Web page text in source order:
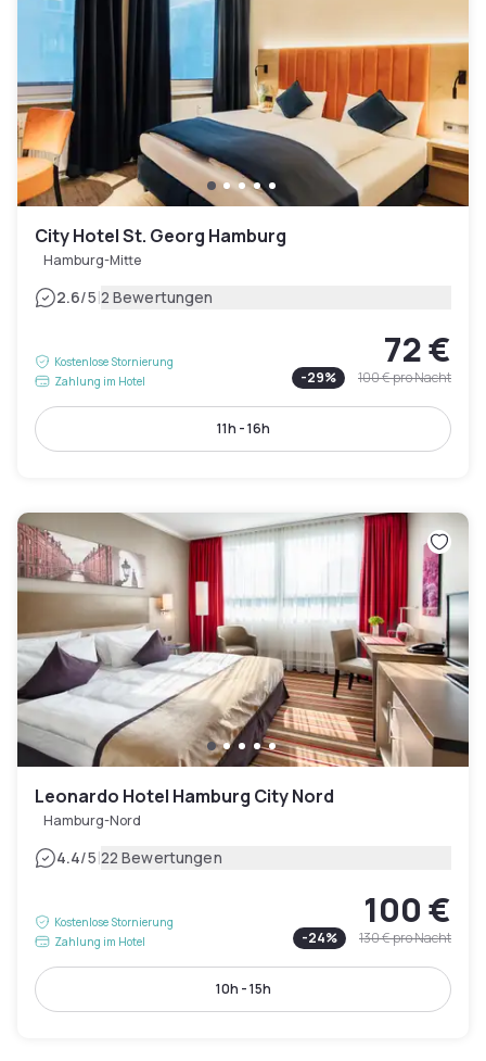
City Hotel St. Georg Hamburg
Hamburg-Mitte
2.6/5|2 Bewertungen
Kostenlose Stornierung
Zahlung im Hotel
72 €
-29% 100 €pro Nacht
11h - 16h
Leonardo Hotel Hamburg City Nord
Hamburg-Nord
4.4/5|22 Bewertungen
Kostenlose Stornierung
Zahlung im Hotel
100 €
-24% 130 €pro Nacht
10h - 15h